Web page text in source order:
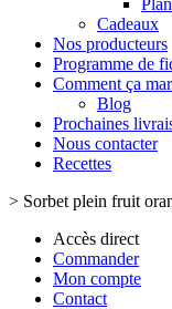
Cadeaux
Nos producteurs
Programme de
Comment ça
Blog
Prochaines
Nous contacter
Recettes
> Sorbet plein fruit
Accès direct
Commander
Mon compte
Contact